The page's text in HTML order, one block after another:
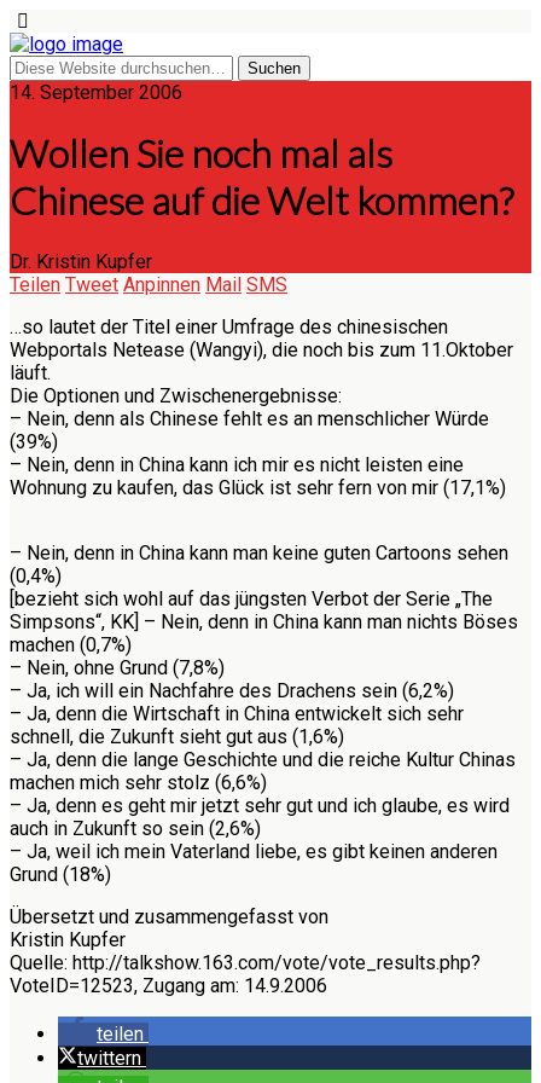
14. September 2006
Wollen Sie noch mal als
Chinese auf die Welt kommen?
Dr. Kristin Kupfer
Teilen Tweet Anpinnen Mail SMS
…so lautet der Titel einer Umfrage des chinesischen
Webportals Netease (Wangyi), die noch bis zum 11.Oktober
läuft.
Die Optionen und Zwischenergebnisse:
– Nein, denn als Chinese fehlt es an menschlicher Würde
(39%)
– Nein, denn in China kann ich mir es nicht leisten eine
Wohnung zu kaufen, das Glück ist sehr fern von mir (17,1%)
– Nein, denn in China kann man keine guten Cartoons sehen
(0,4%)
[bezieht sich wohl auf das jüngsten Verbot der Serie „The
Simpsons“, KK] – Nein, denn in China kann man nichts Böses
machen (0,7%)
– Nein, ohne Grund (7,8%)
– Ja, ich will ein Nachfahre des Drachens sein (6,2%)
– Ja, denn die Wirtschaft in China entwickelt sich sehr
schnell, die Zukunft sieht gut aus (1,6%)
– Ja, denn die lange Geschichte und die reiche Kultur Chinas
machen mich sehr stolz (6,6%)
– Ja, denn es geht mir jetzt sehr gut und ich glaube, es wird
auch in Zukunft so sein (2,6%)
– Ja, weil ich mein Vaterland liebe, es gibt keinen anderen
Grund (18%)
Übersetzt und zusammengefasst von
Kristin Kupfer
Quelle: http://talkshow.163.com/vote/vote_results.php?
VoteID=12523, Zugang am: 14.9.2006
teilen
twittern